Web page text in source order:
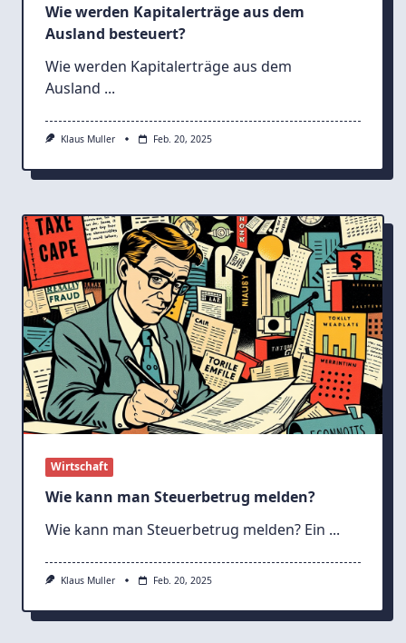
Wie werden Kapitalerträge aus dem
Ausland besteuert?
Wie werden Kapitalerträge aus dem
Ausland ...
Klaus Muller Feb. 20, 2025
Wirtschaft
Wie kann man Steuerbetrug melden?
Wie kann man Steuerbetrug melden? Ein ...
Klaus Muller Feb. 20, 2025